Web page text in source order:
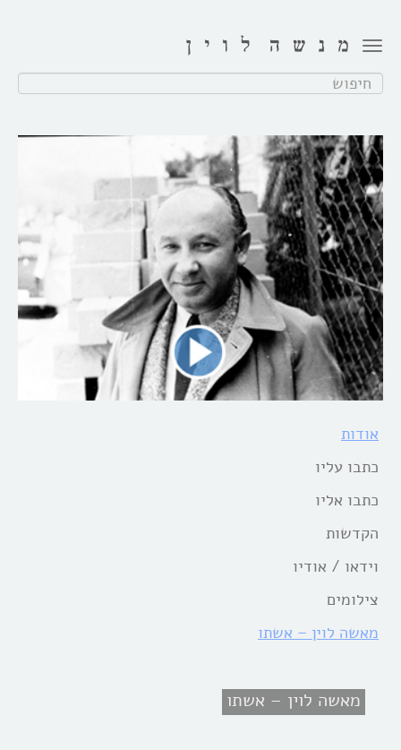
Toggle
navigation
חפש:
אודות
כתבו עליו
כתבו אליו
הקדשות
וידאו / אודיו
צילומים
מאשה לוין – אשתו
מאשה לוין – אשתו